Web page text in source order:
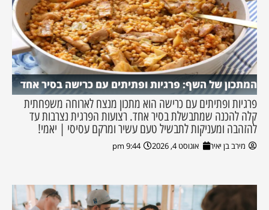
המתכון של השף: פרגיות ופתיתים עם כרישה בסיר אחד
פרגיות ופתיתים עם כרישה הוא מתכון מנצח לארוחה משפחתית
קלה להכנה שמתבשלת בסיר אחד. רצועות הפרגית נצרבות עד
להזהבה ומעניקות לתבשיל טעם עשיר ומרקם עסיסי | יאמי!
מירב בן יאיר אוגוסט 4, 2026 9:44 pm